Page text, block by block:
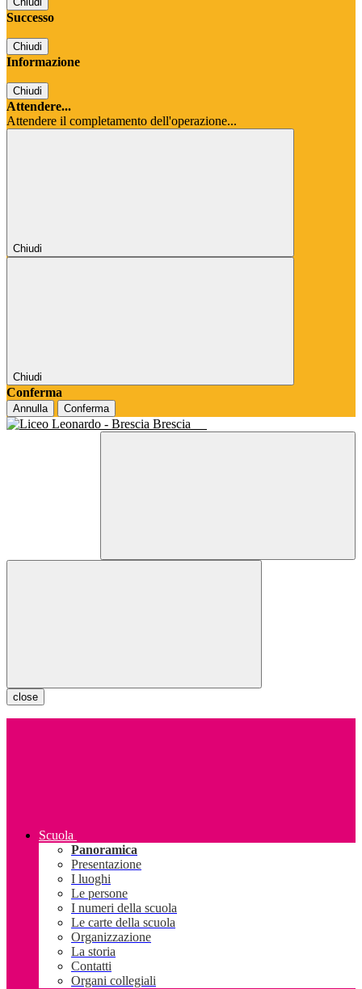
Successo
Chiudi
Informazione
Chiudi
Attendere...
Attendere il completamento dell'operazione...
Chiudi
Chiudi
Conferma
Annulla Conferma
Brescia
close
Scuola
Panoramica
Presentazione
I luoghi
Le persone
I numeri della scuola
Le carte della scuola
Organizzazione
La storia
Contatti
Organi collegiali